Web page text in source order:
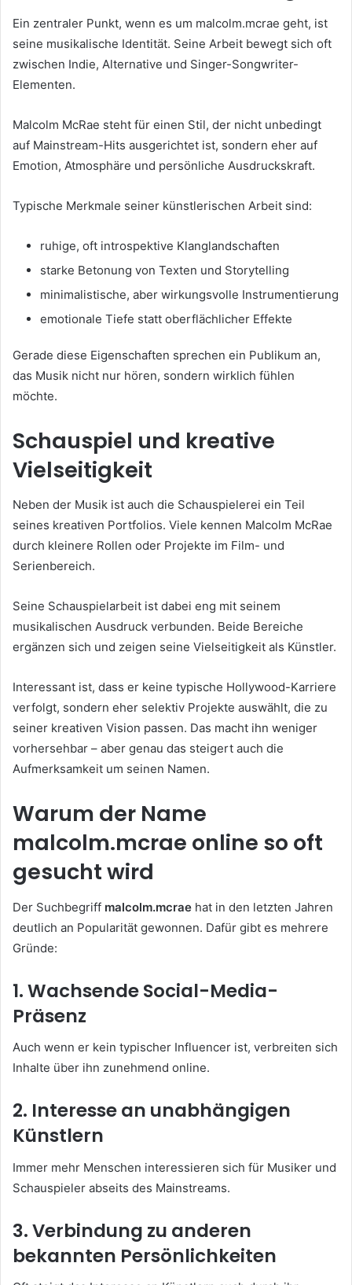
Ein zentraler Punkt, wenn es um malcolm.mcrae geht, ist
seine musikalische Identität. Seine Arbeit bewegt sich oft
zwischen Indie, Alternative und Singer-Songwriter-
Elementen.
Malcolm McRae steht für einen Stil, der nicht unbedingt
auf Mainstream-Hits ausgerichtet ist, sondern eher auf
Emotion, Atmosphäre und persönliche Ausdruckskraft.
Typische Merkmale seiner künstlerischen Arbeit sind:
ruhige, oft introspektive Klanglandschaften
starke Betonung von Texten und Storytelling
minimalistische, aber wirkungsvolle Instrumentierung
emotionale Tiefe statt oberflächlicher Effekte
Gerade diese Eigenschaften sprechen ein Publikum an,
das Musik nicht nur hören, sondern wirklich fühlen
möchte.
Schauspiel und kreative
Vielseitigkeit
Neben der Musik ist auch die Schauspielerei ein Teil
seines kreativen Portfolios. Viele kennen Malcolm McRae
durch kleinere Rollen oder Projekte im Film- und
Serienbereich.
Seine Schauspielarbeit ist dabei eng mit seinem
musikalischen Ausdruck verbunden. Beide Bereiche
ergänzen sich und zeigen seine Vielseitigkeit als Künstler.
Interessant ist, dass er keine typische Hollywood-Karriere
verfolgt, sondern eher selektiv Projekte auswählt, die zu
seiner kreativen Vision passen. Das macht ihn weniger
vorhersehbar – aber genau das steigert auch die
Aufmerksamkeit um seinen Namen.
Warum der Name
malcolm.mcrae online so oft
gesucht wird
Der Suchbegriff malcolm.mcrae hat in den letzten Jahren
deutlich an Popularität gewonnen. Dafür gibt es mehrere
Gründe:
1. Wachsende Social-Media-
Präsenz
Auch wenn er kein typischer Influencer ist, verbreiten sich
Inhalte über ihn zunehmend online.
2. Interesse an unabhängigen
Künstlern
Immer mehr Menschen interessieren sich für Musiker und
Schauspieler abseits des Mainstreams.
3. Verbindung zu anderen
bekannten Persönlichkeiten